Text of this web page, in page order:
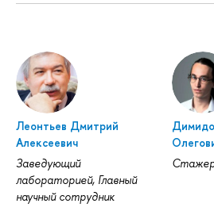
Леонтьев Дмитрий
Алексеевич
Заведующий
лабораторией, Главный
научный сотрудник